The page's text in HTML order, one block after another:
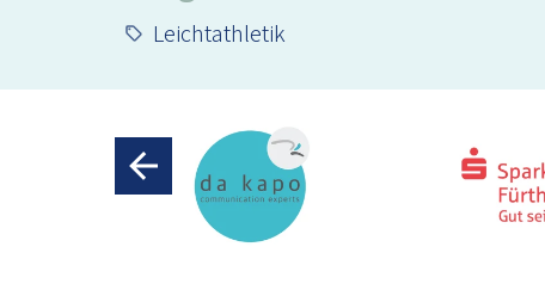
Leichtathletik